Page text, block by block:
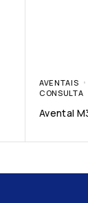
AVENTAIS
CONSULTA
Avental